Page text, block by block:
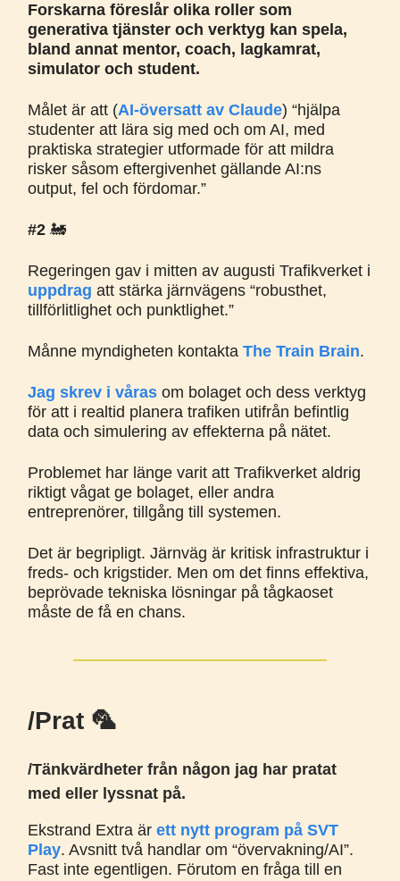
Forskarna föreslår olika roller som
generativa tjänster och verktyg kan spela,
bland annat mentor, coach, lagkamrat,
simulator och student.
Målet är att (AI-översatt av Claude) “hjälpa
studenter att lära sig med och om AI, med
praktiska strategier utformade för att mildra
risker såsom eftergivenhet gällande AI:ns
output, fel och fördomar.”
#2 🚂
Regeringen gav i mitten av augusti Trafikverket i
uppdrag att stärka järnvägens “robusthet,
tillförlitlighet och punktlighet.”
Månne myndigheten kontakta The Train Brain.
Jag skrev i våras om bolaget och dess verktyg
för att i realtid planera trafiken utifrån befintlig
data och simulering av effekterna på nätet.
Problemet har länge varit att Trafikverket aldrig
riktigt vågat ge bolaget, eller andra
entreprenörer, tillgång till systemen.
Det är begripligt. Järnväg är kritisk infrastruktur i
freds- och krigstider. Men om det finns effektiva,
beprövade tekniska lösningar på tågkaoset
måste de få en chans.
/Prat 🦜
/Tänkvärdheter från någon jag har pratat
med eller lyssnat på.
Ekstrand Extra är ett nytt program på SVT
Play. Avsnitt två handlar om “övervakning/AI”.
Fast inte egentligen. Förutom en fråga till en